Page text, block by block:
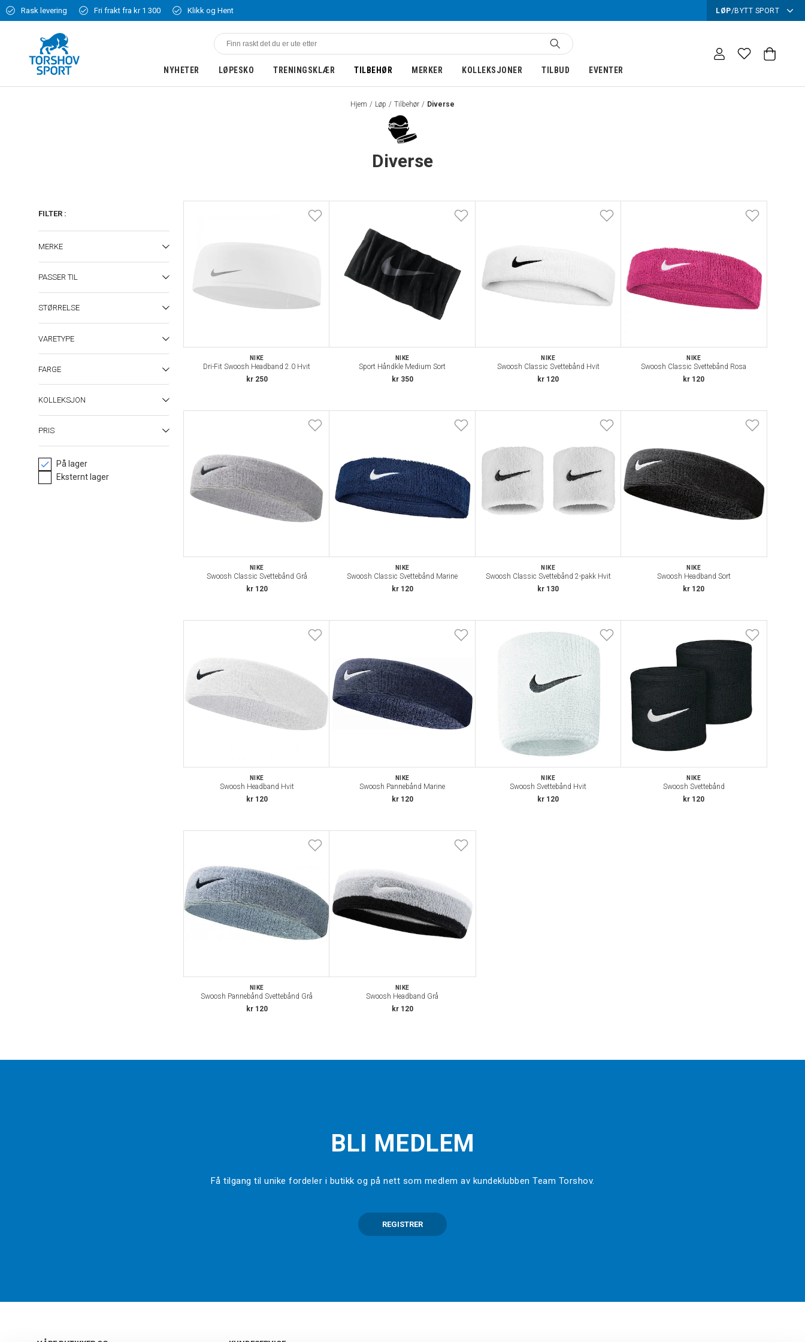
Rask levering Fri frakt fra kr 1 300 Klikk og Hent LØP/BYTT SPORT
NYHETER LØPESKO TRENINGSKLÆR TILBEHØR MERKER KOLLEKSJONER TILBUD EVENTER
Hjem Løp Tilbehør Diverse
Diverse
FILTER :
MERKE
PASSER TIL
STØRRELSE
VARETYPE
FARGE
KOLLEKSJON
PRIS
På lager
Eksternt lager
NIKE
Dri-Fit Swoosh Headband 2.0 Hvit
kr 250
NIKE
Sport Håndkle Medium Sort
kr 350
NIKE
Swoosh Classic Svettebånd Hvit
kr 120
NIKE
Swoosh Classic Svettebånd Rosa
kr 120
NIKE
Swoosh Classic Svettebånd Grå
kr 120
NIKE
Swoosh Classic Svettebånd Marine
kr 120
NIKE
Swoosh Classic Svettebånd 2-pakk Hvit
kr 130
NIKE
Swoosh Headband Sort
kr 120
NIKE
Swoosh Headband Hvit
kr 120
NIKE
Swoosh Pannebånd Marine
kr 120
NIKE
Swoosh Svettebånd Hvit
kr 120
NIKE
Swoosh Svettebånd
kr 120
NIKE
Swoosh Pannebånd Svettebånd Grå
kr 120
NIKE
Swoosh Headband Grå
kr 120
BLI MEDLEM
Få tilgang til unike fordeler i butikk og på nett som medlem av kundeklubben Team Torshov.
REGISTRER